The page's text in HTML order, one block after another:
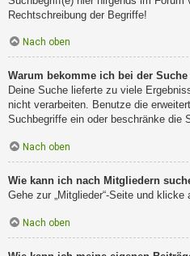
Rechtschreibung der Begriffe!
Nach oben
Warum bekomme ich bei der
Deine Suche lieferte zu viele
nicht verarbeiten. Benutze die
Suchbegriffe ein oder beschränke die
Nach oben
Wie kann ich nach Mitgliedern
Gehe zur „Mitglieder“-Seite und klicke
Nach oben